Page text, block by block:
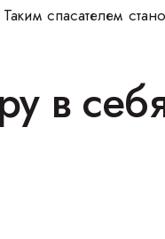
спасателем
в